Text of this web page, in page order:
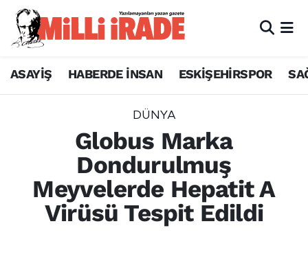
ASAYİŞ HABERDE İNSAN ESKİŞEHİRSPOR
DÜNYA
Globus Marka
Dondurulmuş
Meyvelerde Hepatit A
Virüsü Tespit Edildi